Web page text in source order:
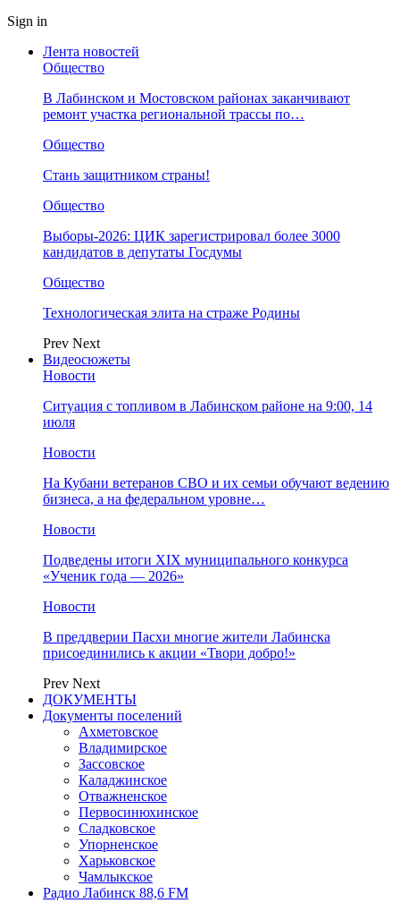
Sign in
Лента новостей
Общество
В Лабинском и Мостовском районах заканчивают
ремонт участка региональной трассы по…
Общество
Стань защитником страны!
Общество
Выборы-2026: ЦИК зарегистрировал более 3000
кандидатов в депутаты Госдумы
Общество
Технологическая элита на страже Родины
Prev Next
Видеосюжеты
Новости
Ситуация с топливом в Лабинском районе на 9:00, 14
июля
Новости
На Кубани ветеранов СВО и их семьи обучают ведению
бизнеса, а на федеральном уровне…
Новости
Подведены итоги XIX муниципального конкурса
«Ученик года — 2026»
Новости
В преддверии Пасхи многие жители Лабинска
присоединились к акции «Твори добро!»
Prev Next
ДОКУМЕНТЫ
Документы поселений
Ахметовское
Владимирское
Зассовское
Каладжинское
Отважненское
Первосинюхинское
Сладковское
Упорненское
Харьковское
Чамлыкское
Радио Лабинск 88,6 FM